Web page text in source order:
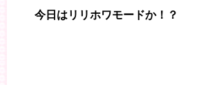
今日はリリホワモードか！？